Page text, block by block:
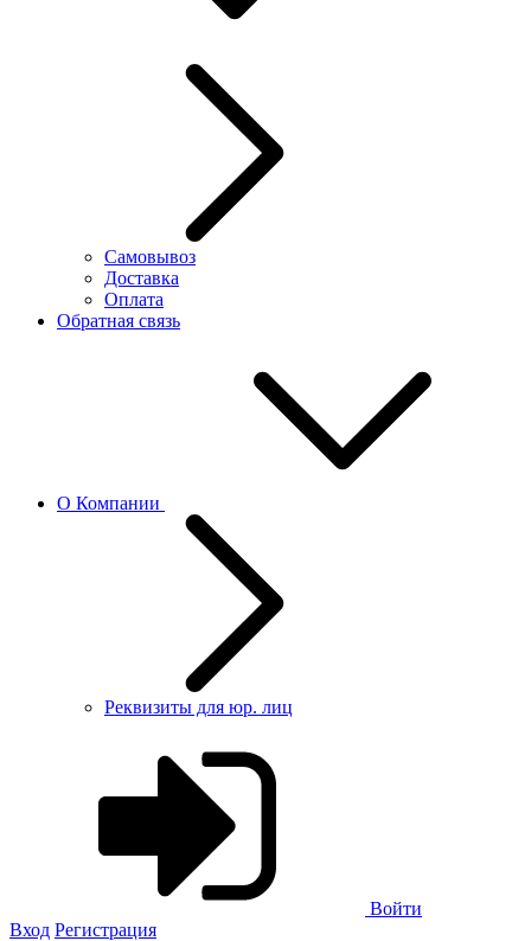
Самовывоз
Доставка
Оплата
Обратная связь
О Компании
Реквизиты для юр. лиц
Войти
Вход Регистрация